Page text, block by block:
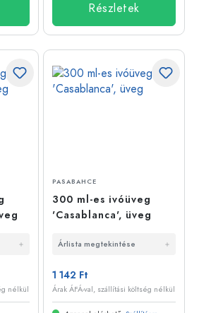
Részletek
nélkül
PASABAHCE
300 ml-es ivóüveg
'Casablanca', üveg
Árlista megtekintése
1 142 Ft
Árak ÁFÁ-val, szállítási költség nélkül